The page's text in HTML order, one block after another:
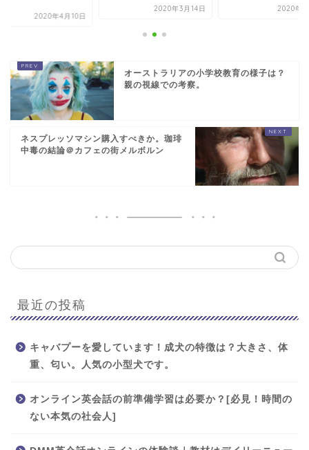
2020年4月10日
2020年3月14日 2020年5
オーストラリアの小学校教育の様子は？
親の視線での考察。
ネスプレッソマシン購入すべきか。珈琲
中毒の結論＠カフェの街メルボルン
最近の投稿
キャバプーを愛しています！成犬の特徴は？大きさ、体
重、匂い。人気の小型犬です。
オンライン英会話の前準備学習は必要か？[必見！時間の
ない本気の社会人]